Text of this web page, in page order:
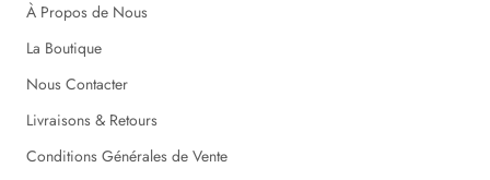
À Propos de Nous
La Boutique
Nous Contacter
Livraisons & Retours
Conditions Générales de Vente